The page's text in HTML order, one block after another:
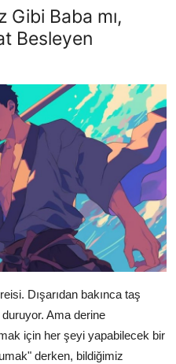
Gibi Baba mı,
Besleyen
Dışarıdan bakınca taş
duruyor. Ama derine
için her şeyi yapabilecek bir
derken, bildiğimiz